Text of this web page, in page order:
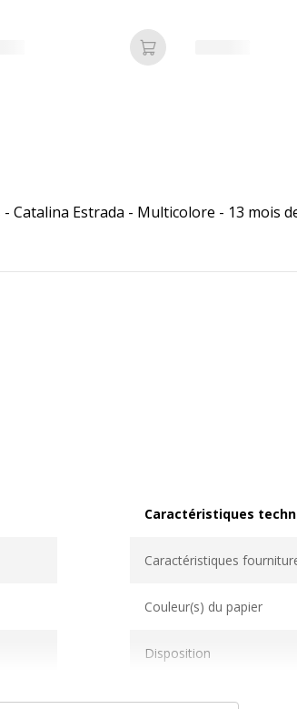
Ajouter au panier
Catalina Estrada - Multicolore - 13 mois
Caractéristiques
Caractéristiques
Couleur(s) du papier
Disposition
Format